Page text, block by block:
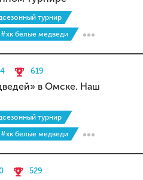
турнир
#хк белые медведи
4 619
в Омске. Наш
турнир
#хк белые медведи
529